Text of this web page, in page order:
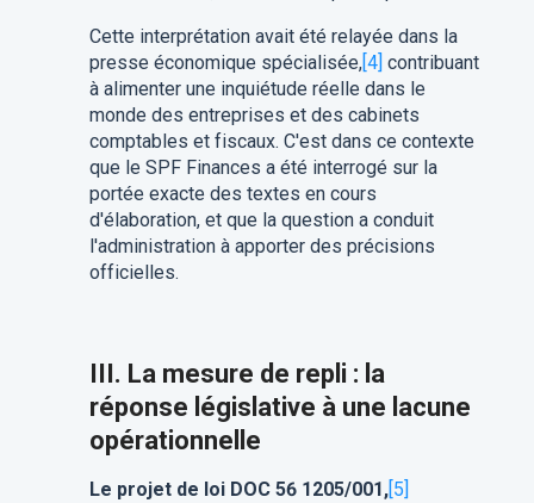
Cette interprétation avait été relayée dans la
presse économique spécialisée,[4] contribuant
à alimenter une inquiétude réelle dans le
monde des entreprises et des cabinets
comptables et fiscaux. C'est dans ce contexte
que le SPF Finances a été interrogé sur la
portée exacte des textes en cours
d'élaboration, et que la question a conduit
l'administration à apporter des précisions
officielles.
III. La mesure de repli : la
réponse législative à une lacune
opérationnelle
Le projet de loi DOC 56 1205/001,[5]